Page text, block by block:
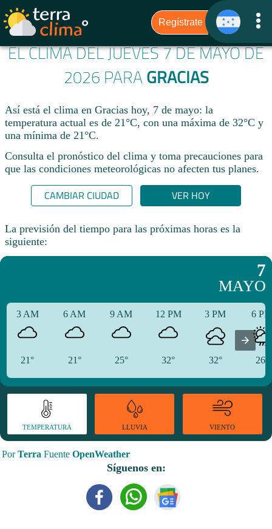
EL CLIMA DEL JUEVES 7 DE MAYO DE
2026 PARA GRACIAS
Así está el clima en Gracias hoy, 7 de mayo: la
temperatura actual es de 21°C, con una máxima de 32°C y
una mínima de 21°C.
Consulta el pronóstico del clima y toma precauciones para
que las condiciones meteorológicas no afecten tus planes.​
CAMBIAR CIUDAD VER HOY
La previsión del tiempo para las próximas horas es la
siguiente:
7
MAYO
3 AM
21°
6 AM
21°
9 AM
25°
12 PM
32°
3 PM
32°
6
26°
TEMPERATURA LLUVIA VIENTO
PorTerra Fuente OpenWeather
Síguenos en: